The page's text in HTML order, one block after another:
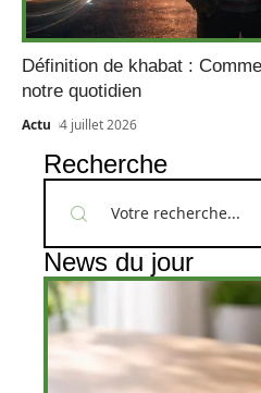
Définition de khabat :
notre quotidien
Actu 4 juillet 2026
Recherche
News du jour